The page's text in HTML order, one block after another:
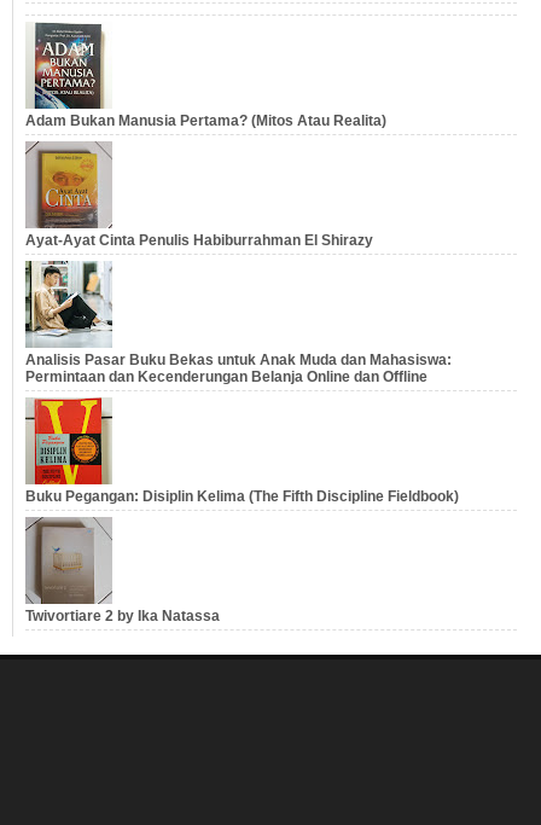
Adam Bukan Manusia Pertama? (Mitos Atau Realita)
Ayat-Ayat Cinta Penulis Habiburrahman El Shirazy
Analisis Pasar Buku Bekas untuk Anak Muda dan Mahasiswa:
Permintaan dan Kecenderungan Belanja Online dan Offline
Buku Pegangan: Disiplin Kelima (The Fifth Discipline Fieldbook)
Twivortiare 2 by Ika Natassa